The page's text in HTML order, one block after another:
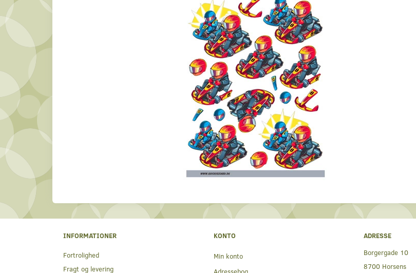
INFORMATIONER
Fortrolighed
Fragt og levering
KONTO
Min konto
Adressebog
ADRESSE
Borgergade 10
8700 Horsens